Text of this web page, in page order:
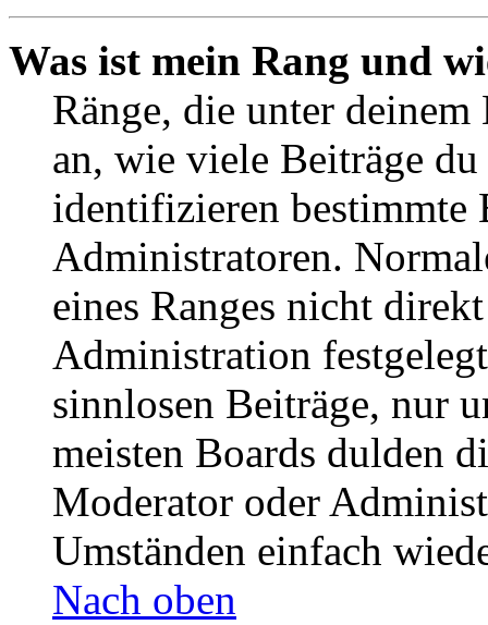
Was ist mein Rang und
Ränge, die unter deinem
an, wie viele Beiträge
identifizieren bestimmte
Administratoren.
eines Ranges nicht
Administration
sinnlosen Beiträge, nur
meisten Boards dulden
Moderator oder
Umständen einfach
Nach oben